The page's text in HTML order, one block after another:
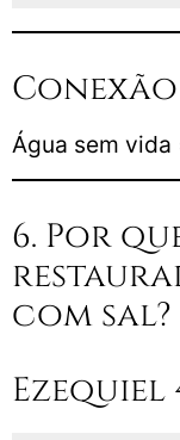
Conexão
Água sem vida
6. Por
com sal?
Ezequiel